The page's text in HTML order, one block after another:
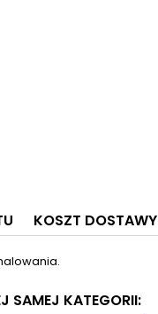
KOSZT DOSTAWY
SAMEJ KATEGORII: